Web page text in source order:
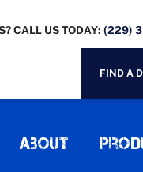
CALL US TODAY:(229)
FIND A
About